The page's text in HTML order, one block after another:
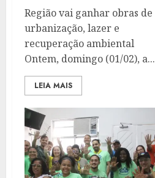
Região vai ganhar obras de
urbanização, lazer e
recuperação ambiental
Ontem, domingo (01/02), a...
LEIA MAIS